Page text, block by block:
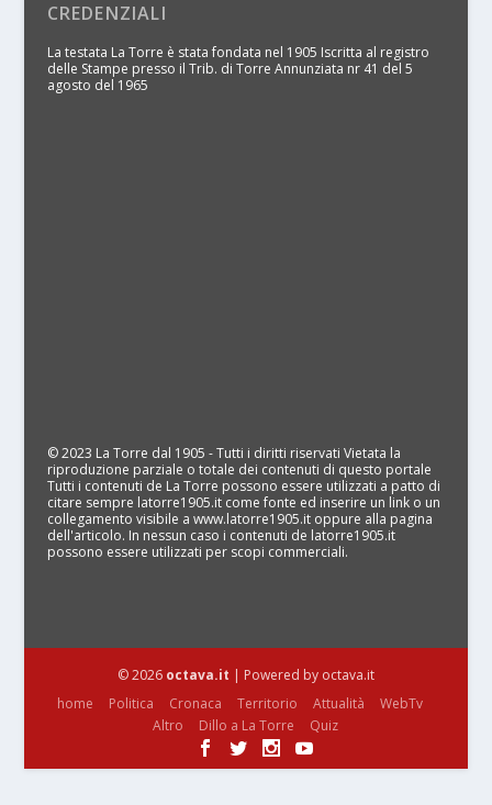
CREDENZIALI
La testata La Torre è stata fondata nel 1905 Iscritta al registro
delle Stampe presso il Trib. di Torre Annunziata nr 41 del 5
agosto del 1965
© 2023 La Torre dal 1905 - Tutti i diritti riservati Vietata la
riproduzione parziale o totale dei contenuti di questo portale
Tutti i contenuti de La Torre possono essere utilizzati a patto di
citare sempre latorre1905.it come fonte ed inserire un link o un
collegamento visibile a www.latorre1905.it oppure alla pagina
dell'articolo. In nessun caso i contenuti de latorre1905.it
possono essere utilizzati per scopi commerciali.
© 2026 octava.it | Powered by octava.it
home
Politica Cronaca Territorio Attualità
WebTv
Altro
Dillo a La Torre Quiz